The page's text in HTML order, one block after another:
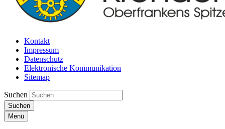
Kontakt
Impressum
Datenschutz
Elektronische Kommunikation
Sitemap
Suchen
Suchen
Menü